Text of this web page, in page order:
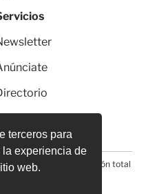
terceros para
la experiencia de
web.
Prohibida la reproducción total
medio electrónico*